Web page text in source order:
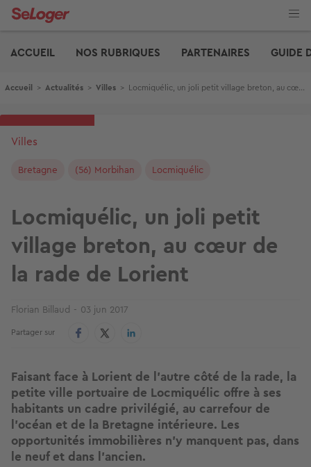
Aller
ACCUEIL
NOS RUBRIQUES PARTENAIRES GUIDE
Fil d'Ariane
Accueil > Actualités > Villes > Locmiquélic, un joli petit village breton, au cœur de la rade de Lorient
Villes
Bretagne (56) Morbihan Locmiquélic
Locmiquélic, un joli petit
village breton, au cœur de
la rade de Lorient
Florian Billaud 03 jun 2017
Partager sur
Faisant face à Lorient de l’autre côté de la rade, la
petite ville portuaire de Locmiquélic offre à ses
habitants un cadre privilégié, au carrefour de
l’océan et de la Bretagne intérieure. Les
opportunités immobilières n’y manquent pas, dans
le neuf et dans l’ancien.